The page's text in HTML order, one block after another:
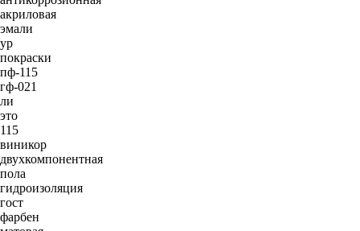
акриловая
эмали
ур
покраски
пф-115
гф-021
ли
это
115
виникор
двухкомпонентная
пола
гидроизоляция
гост
фарбен